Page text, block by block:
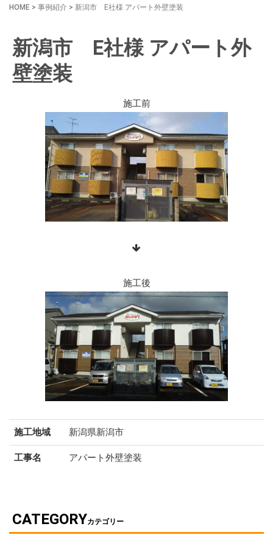
HOME > 事例紹介 > 新潟市 E社様 アパート外壁塗装
新潟市 E社様 アパート外
壁塗装
施工前
施工後
施工地域 新潟県新潟市
工事名 アパート外壁塗装
CATEGORYカテゴリー